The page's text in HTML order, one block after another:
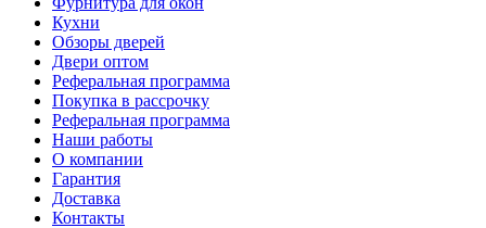
Кухни
Обзоры дверей
Двери оптом
Реферальная программа
Покупка в рассрочку
Реферальная программа
Наши работы
О компании
Гарантия
Доставка
Контакты